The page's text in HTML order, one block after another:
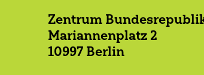
BREADCRUMB
Zentrum
Mariannenplatz 2
10997 Berlin